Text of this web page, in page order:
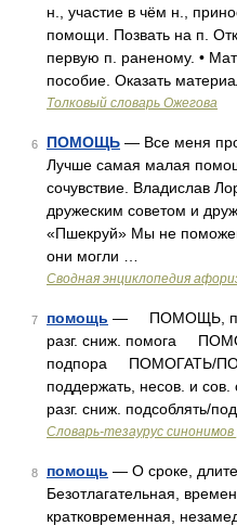
н., участие в чём н.,
помощи. Позвать на п.
первую п. раненому. •
пособие. Оказать
Толковый словарь Ожегова
6 ПОМОЩЬ — Все меня
Лучше самая малая
сочувствие. Владислав
дружеским советом и
«Пшекруй» Мы не
они могли …
Сводная энциклопедия
7 помощь — ПОМОЩЬ,
разг. сниж. помога
подпора ПОМОГАТЬ/
поддержать, несов. и сов.
разг. сниж. подсоблять/
Словарь-тезаурус синонимов
8 помощь — О сроке,
Безотлагательная,
кратковременная,